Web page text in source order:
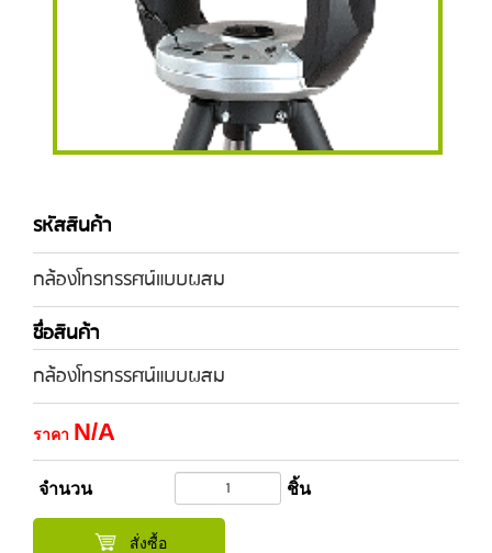
รหัสสินค้า
กล้องโทรทรรศน์แบบผสม
ชื่อสินค้า
กล้องโทรทรรศน์แบบผสม
ราคา N/A
จำนวน ชิ้น
สั่งซื้อ